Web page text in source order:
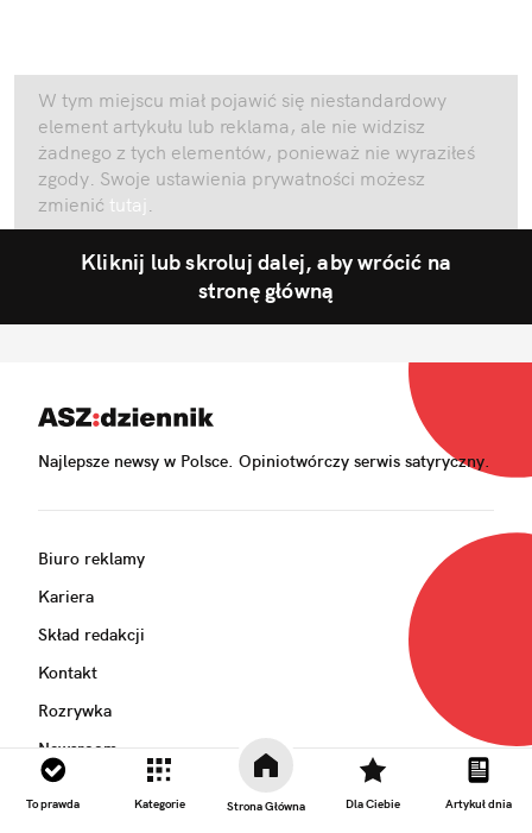
To prawda Kategorie Strona Główna Dla Ciebie Artykuł dnia
W tym miejscu miał pojawić się niestandardowy
element artykułu lub reklama, ale nie widzisz
żadnego z tych elementów, ponieważ nie wyraziłeś
zgody. Swoje ustawienia prywatności możesz
zmienić tutaj .
Kliknij lub skroluj dalej, aby wrócić na
stronę główną
Najlepsze newsy w Polsce. Opiniotwórczy serwis satyryczny.
Biuro reklamy
Kariera
Skład redakcji
Kontakt
Rozrywka
Newsroom
Regulamin